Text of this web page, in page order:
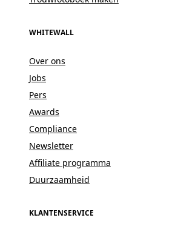
WHITEWALL
Over ons
Jobs
Pers
Awards
Compliance
Newsletter
Affiliate programma
Duurzaamheid
KLANTENSERVICE